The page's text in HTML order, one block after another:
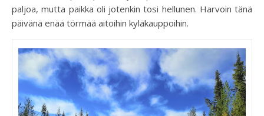
paljoa, mutta paikka oli jotenkin tosi hellunen. Harvoin tänä
päivänä enää törmää aitoihin kyläkauppoihin.